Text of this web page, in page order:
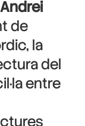
Andrei
de
la
del
entre